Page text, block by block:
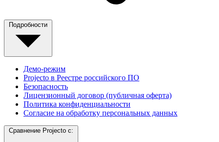
Подробности
Демо-режим
Projecto в Реестре российского ПО
Безопасность
Лицензионный договор (публичная оферта)
Политика конфиденциальности
Согласие на обработку персональных данных
Сравнение Projecto с: